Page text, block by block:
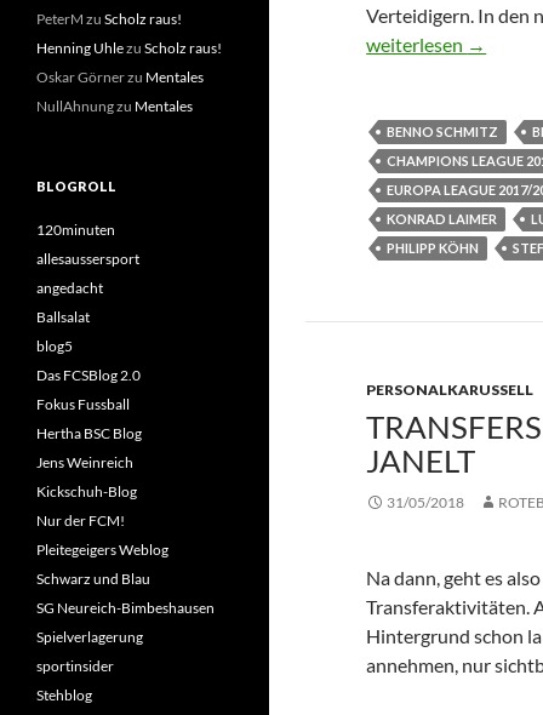
Verteidigern. In den
Kaderrückblick RB
weiterlesen →
BENNO SCHMITZ
CHAMPIONS LEAGUE
EUROPA LEAGUE 2017/
KONRAD LAIMER
PHILIPP KÖHN
PERSONALKARUSSELL
JANELT
31/05/2018
Na dann, geht es
Transferaktivitäten.
Hintergrund schon
annehmen, nur
PeterM zu Scholz raus!
Henning Uhlezu Scholz raus!
Oskar Görnerzu Mentales
NullAhnungzu Mentales
BLOGROLL
120minuten
allesaussersport
angedacht
Ballsalat
blog5
Das FCSBlog 2.0
Fokus Fussball
Hertha BSC Blog
Jens Weinreich
Kickschuh-Blog
Nur der FCM!
Pleitegeigers Weblog
Schwarz und Blau
SG Neureich-Bimbeshausen
Spielverlagerung
sportinsider
Stehblog